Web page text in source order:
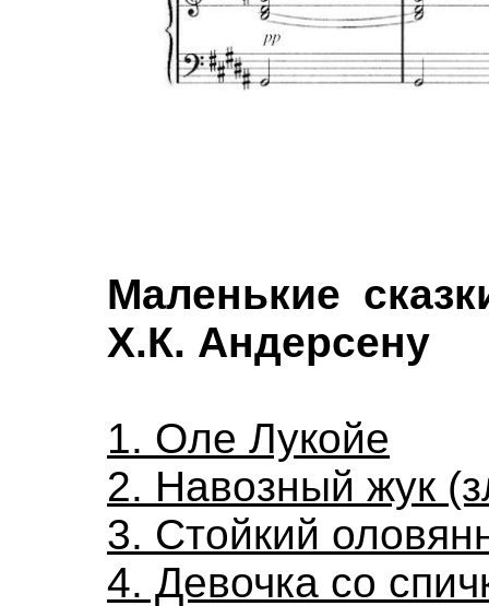
Маленькие
Х.К. Андерсену
1. Оле Лукойе
2. Навозный жук
3. Стойкий
4. Девочка со